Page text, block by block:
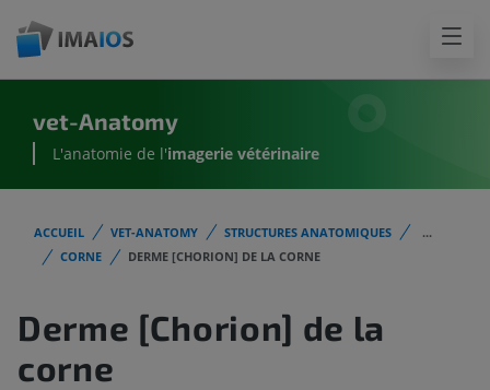
vet-Anatomy
L'anatomie de l'imagerie vétérinaire
ACCUEIL VET-ANATOMY STRUCTURES ANATOMIQUES
...
CORNE
DERME [CHORION] DE LA CORNE
Derme [Chorion] de la
corne